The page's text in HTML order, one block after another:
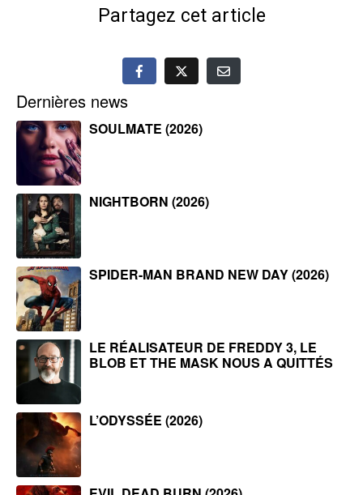
Partagez cet article
Dernières news
SOULMATE (2026)
NIGHTBORN (2026)
SPIDER-MAN BRAND NEW DAY (2026)
LE RÉALISATEUR DE FREDDY 3, LE
BLOB ET THE MASK NOUS A QUITTÉS
L’ODYSSÉE (2026)